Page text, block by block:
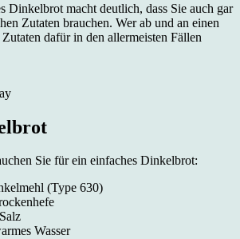
Dinkelbrot macht deutlich, dass Sie auch gar
Zutaten brauchen. Wer ab und an einen
dafür in den allermeisten Fällen
Sie für ein einfaches Dinkelbrot:
(Type 630)
Wasser